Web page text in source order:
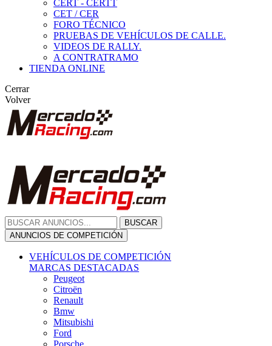
CERT - CERTT
CET / CER
FORO TÉCNICO
PRUEBAS DE VEHÍCULOS DE CALLE.
VIDEOS DE RALLY.
A CONTRATRAMO
TIENDA ONLINE
Cerrar
Volver
BUSCAR
ANUNCIOS DE COMPETICIÓN
VEHÍCULOS DE COMPETICIÓN
MARCAS DESTACADAS
Peugeot
Citroën
Renault
Bmw
Mitsubishi
Ford
Porsche
Skoda